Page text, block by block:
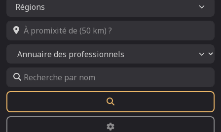
À promixité de (50 km) ?
Select search type
Recherche par nom
Advanced Filters